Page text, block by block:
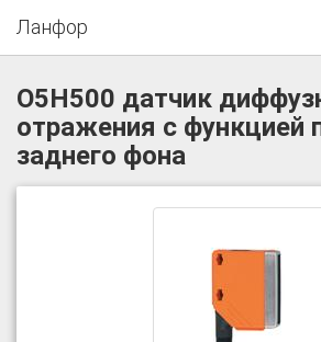
Ланфор
O5H500 датчик
отражения с функцией
заднего фона